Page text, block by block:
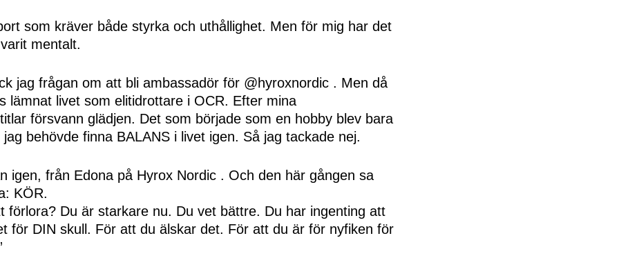
som kräver både styrka och uthållighet. Men för mig har det
mentalt.
jag frågan om att bli ambassadör för @hyroxnordic . Men då
lämnat livet som elitidrottare i OCR. Efter mina
försvann glädjen. Det som började som en hobby blev bara
behövde finna BALANS i livet igen. Så jag tackade nej.
igen, från Edona på Hyrox Nordic . Och den här gången sa
KÖR.
förlora? Du är starkare nu. Du vet bättre. Du har ingenting att
för DIN skull. För att du älskar det. För att du är för nyfiken för